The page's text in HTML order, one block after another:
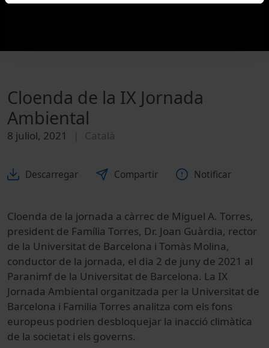
Cloenda de la IX Jornada
Ambiental
8 juliol, 2021 Català
Descarregar Compartir Notificar
Cloenda de la jornada a càrrec de Miguel A. Torres,
president de Família Torres, Dr. Joan Guàrdia, rector
de la Universitat de Barcelona i Tomàs Molina,
conductor de la jornada, el dia 2 de juny de 2021 al
Paranimf de la Universitat de Barcelona. La IX
Jornada Ambiental organitzada per la Universitat de
Barcelona i Familia Torres analitza com els fons
europeus podrien desbloquejar la inacció climàtica
de la societat i els governs.